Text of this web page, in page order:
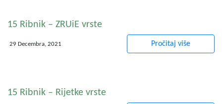
15 Ribnik – ZRUiE vrste
29 Decembra, 2021 Pročitaj više
15 Ribnik – Rijetke vrste